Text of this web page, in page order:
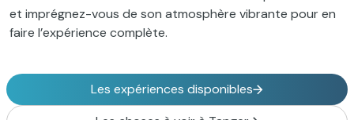
et imprégnez-vous de son atmosphère vibrante pour en
faire l’expérience complète.
Les expériences disponibles